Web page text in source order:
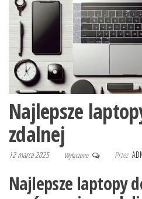
Najlepsze
zdalnej
12 marca 2025 Wyłączono Przez
Najlepsze laptopy